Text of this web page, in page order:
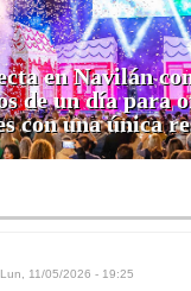
en Navilán
de un día para
con una única
Lun, 11/05/2026 - 19:25